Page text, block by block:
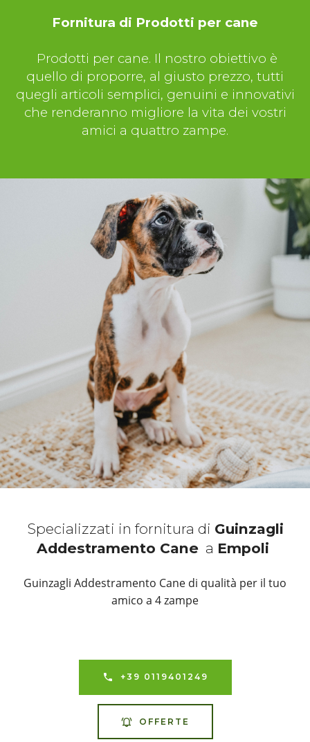
Fornitura di Prodotti per cane
Prodotti per cane. Il nostro obiettivo è
quello di proporre, al giusto prezzo, tutti
quegli articoli semplici, genuini e innovativi
che renderanno migliore la vita dei vostri
amici a quattro zampe.
Specializzati in fornitura di Guinzagli
Addestramento Cane a Empoli
Guinzagli Addestramento Cane di qualità per il tuo
amico a 4 zampe
+39 0119401249
OFFERTE